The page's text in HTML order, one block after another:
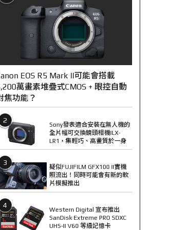
EOS R5 Mark II可能會搭載
萬畫素堆疊式CMOS + 眼控自動
焦功能？
2
Sony發表適合安裝在無人機的
全片幅可交換鏡頭相機ILX-
LR1，集輕巧、高畫質於一身
3
疑似FUJIFILM GFX100 II實機
照流出！同時可能會有新的軟
片模擬推出
4
Western Digital 宣布推出
SanDisk Extreme PRO SDXC
UHS-II V60 等級記憶卡